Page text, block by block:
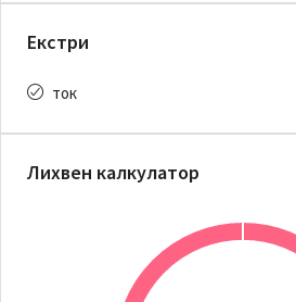
Екстри
ток
Лихвен калкулатор